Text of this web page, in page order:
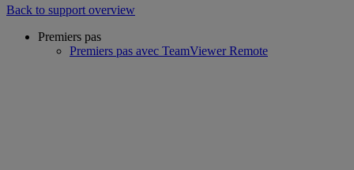
Back to support overview
Premiers pas
Premiers pas avec TeamViewer Remote